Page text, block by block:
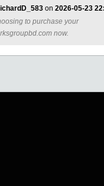
on 2026-05-23
to purchase your
now.